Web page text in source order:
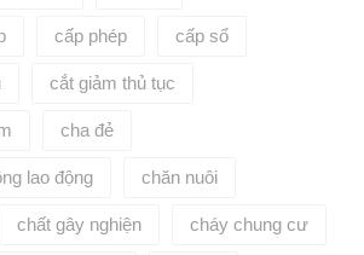
cấp phép cấp sổ
cắt giảm thủ tục
cha đẻ
lao động chăn nuôi
chất gây nghiện cháy chung cư